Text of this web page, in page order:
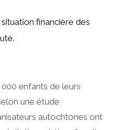
financière des
000 enfants de leurs
une étude
autochtones ont